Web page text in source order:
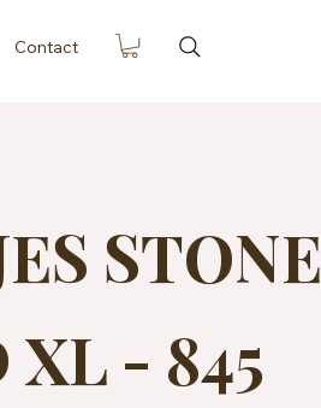
Contact
STONE
XL - 845